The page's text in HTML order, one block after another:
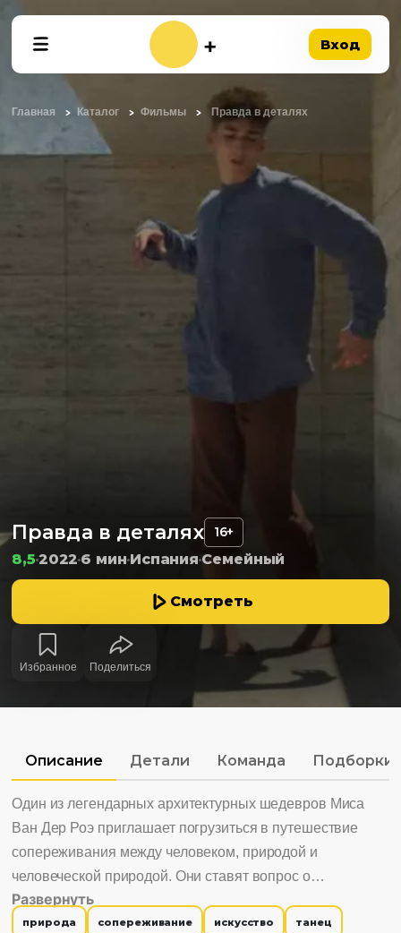
Вход
Главная Каталог Фильмы Правда в деталях
Правда в деталях 16+
8,520226 мин Испания Семейный
Смотреть
Избранное Поделиться
Описание Детали Команда Подборки
Один из легендарных архитектурных шедевров Миса
Ван Дер Роэ приглашает погрузиться в путешествие
сопереживания между человеком, природой и
человеческой природой. Они ставят вопрос о
восприятии истины, и независимо от того, находится ли
тело в статике или в движении, мы смотрим, но не
Развернуть
природа сопереживание искусство танец